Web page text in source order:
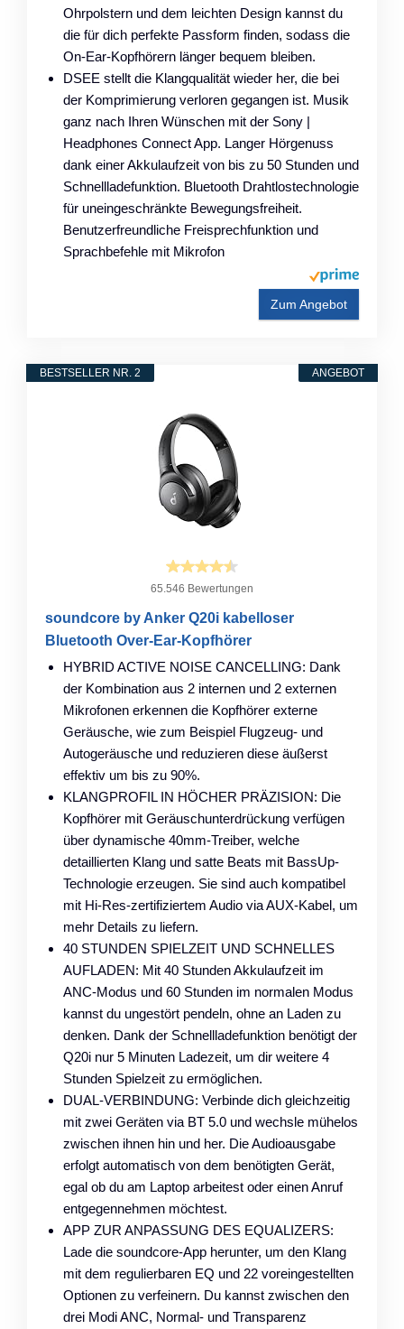
Ohrpolstern und dem leichten Design kannst du
die für dich perfekte Passform finden, sodass die
On-Ear-Kopfhörern länger bequem bleiben.
DSEE stellt die Klangqualität wieder her, die bei
der Komprimierung verloren gegangen ist. Musik
ganz nach Ihren Wünschen mit der Sony |
Headphones Connect App. Langer Hörgenuss
dank einer Akkulaufzeit von bis zu 50 Stunden und
Schnellladefunktion. Bluetooth Drahtlostechnologie
für uneingeschränkte Bewegungsfreiheit.
Benutzerfreundliche Freisprechfunktion und
Sprachbefehle mit Mikrofon
Zum Angebot
ANGEBOT
BESTSELLER NR. 2
65.546 Bewertungen
soundcore by Anker Q20i kabelloser
Bluetooth Over-Ear-Kopfhörer
HYBRID ACTIVE NOISE CANCELLING: Dank
der Kombination aus 2 internen und 2 externen
Mikrofonen erkennen die Kopfhörer externe
Geräusche, wie zum Beispiel Flugzeug- und
Autogeräusche und reduzieren diese äußerst
effektiv um bis zu 90%.
KLANGPROFIL IN HÖCHER PRÄZISION: Die
Kopfhörer mit Geräuschunterdrückung verfügen
über dynamische 40mm-Treiber, welche
detaillierten Klang und satte Beats mit BassUp-
Technologie erzeugen. Sie sind auch kompatibel
mit Hi-Res-zertifiziertem Audio via AUX-Kabel, um
mehr Details zu liefern.
40 STUNDEN SPIELZEIT UND SCHNELLES
AUFLADEN: Mit 40 Stunden Akkulaufzeit im
ANC-Modus und 60 Stunden im normalen Modus
kannst du ungestört pendeln, ohne an Laden zu
denken. Dank der Schnellladefunktion benötigt der
Q20i nur 5 Minuten Ladezeit, um dir weitere 4
Stunden Spielzeit zu ermöglichen.
DUAL-VERBINDUNG: Verbinde dich gleichzeitig
mit zwei Geräten via BT 5.0 und wechsle mühelos
zwischen ihnen hin und her. Die Audioausgabe
erfolgt automatisch von dem benötigten Gerät,
egal ob du am Laptop arbeitest oder einen Anruf
entgegennehmen möchtest.
APP ZUR ANPASSUNG DES EQUALIZERS:
Lade die soundcore-App herunter, um den Klang
mit dem regulierbaren EQ und 22 voreingestellten
Optionen zu verfeinern. Du kannst zwischen den
drei Modi ANC, Normal- und Transparenz